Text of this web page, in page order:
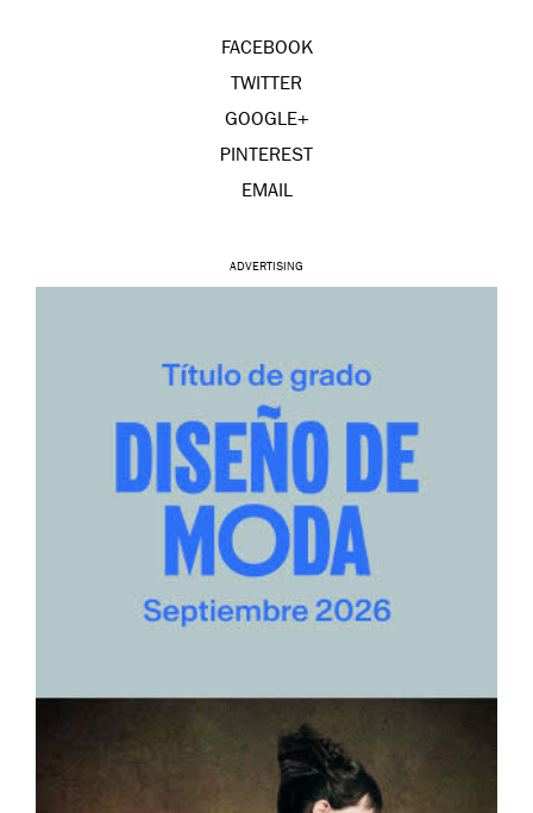
FACEBOOK
TWITTER
GOOGLE+
PINTEREST
EMAIL
ADVERTISING